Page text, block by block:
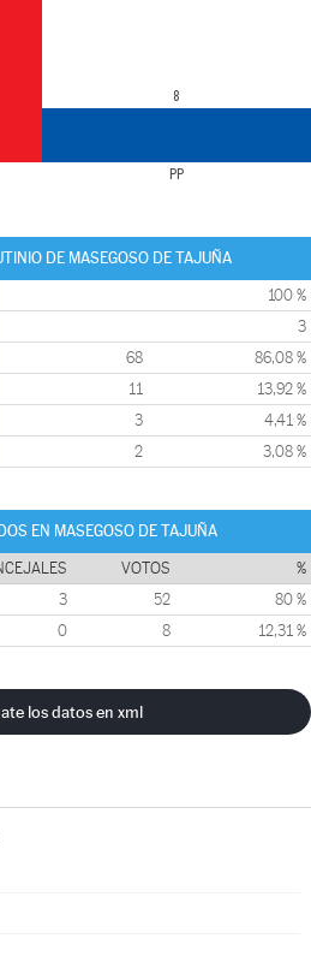
PP
8
DE MASEGOSO DE TAJUÑA
100 %
3
68 86,08 %
11 13,92 %
3 4,41 %
2 3,08 %
EN MASEGOSO DE TAJUÑA
VOTOS %
3 52 80 %
0 8 12,31 %
los datos en xml